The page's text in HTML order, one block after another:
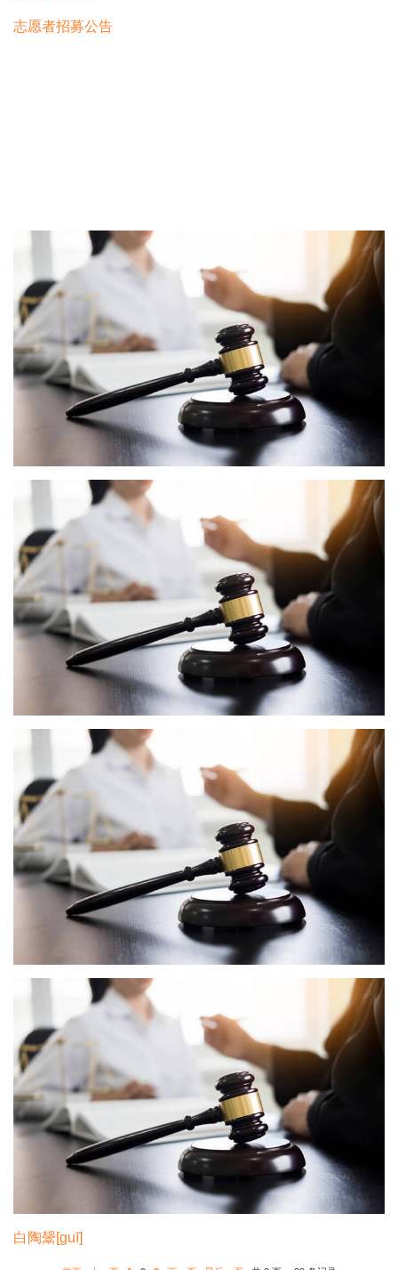
志愿者招募公告
庆祝中华人民共和国成立70周年宿州市银行业摄影作品展
庆祝中华人民共和国成立70周年暨人民政协成立70周年“新
时代新埇桥”区政协书画展
白陶鬶[guī]